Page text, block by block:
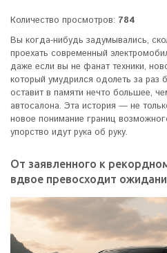
Количество просмотров: 784
Вы когда-нибудь задумывались,
проехать современный
даже если вы не фанат техники,
который умудрился одолеть за раз
оставит в памяти нечто большее,
автосалона. Эта история — не
новое понимание границ
упорство идут рука об руку.
От заявленного к
вдвое превосходит